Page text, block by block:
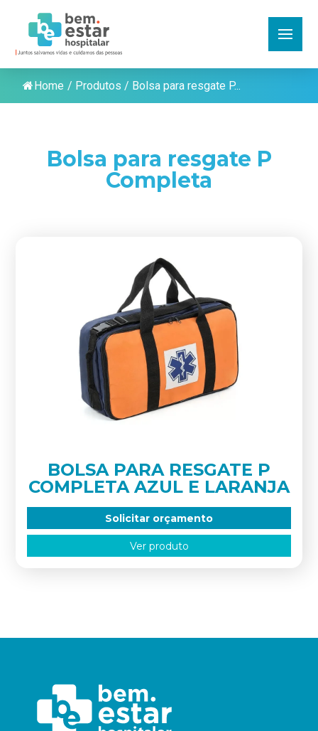
Home / Produtos / Bolsa para resgate P...
Bolsa para resgate P
Completa
BOLSA PARA RESGATE P
COMPLETA AZUL E LARANJA
Solicitar orçamento
Ver produto